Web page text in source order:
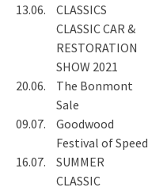
13.06.
CLASSICS
CLASSIC CAR &
RESTORATION
SHOW 2021
20.06.
The Bonmont
Sale
09.07.
Goodwood
Festival of Speed
16.07.
SUMMER
CLASSIC